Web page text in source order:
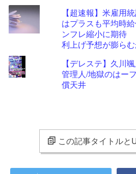
【超速報】米雇用
はプラスも平均時
ンフレ縮小に期待
利上げ予想が膨ら
かに円高
【デレステ】久川
管理人/地獄のはー
償天井
この記事タイトルと